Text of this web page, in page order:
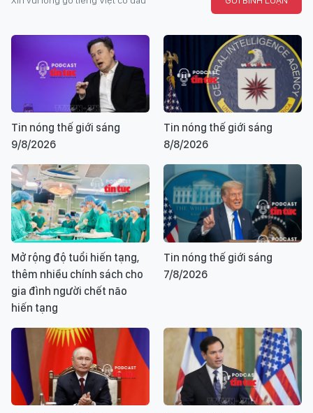
Tin nóng thế giới sáng
9/8/2026
Tin nóng thế giới sáng
8/8/2026
Mở rộng độ tuổi hiến tạng,
thêm nhiều chính sách cho
gia đình người chết não
hiến tạng
Tin nóng thế giới sáng
7/8/2026